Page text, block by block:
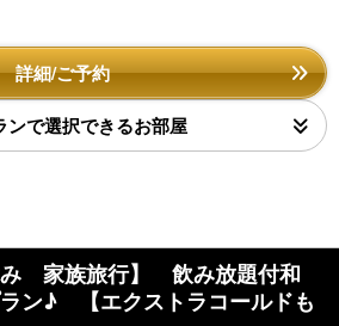
詳細/ご予約
ンで選択できるお部屋
家族旅行】 飲み放題付和
ン♪ 【エクストラコールドも